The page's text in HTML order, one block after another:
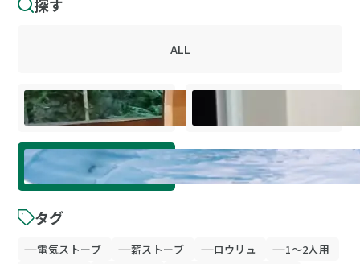
探す
ALL
タグ
電気ストーブ 薪ストーブ ロウリュ
1～2人用